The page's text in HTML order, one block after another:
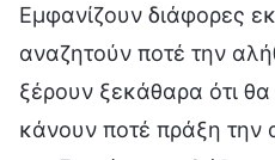
Εμφανίζουν διάφορες
αναζητούν ποτέ την
ξέρουν ξεκάθαρα ότι
κάνουν ποτέ πράξη την